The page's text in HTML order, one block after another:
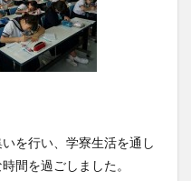
を行い、学寮生活を通し
間を過ごしました。